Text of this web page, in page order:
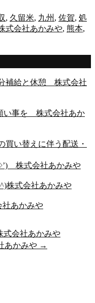
, 久留米, 九州 , 佐賀, 処
式会社あかみや, 熊本,
補給と休憩 株式会社
い事を 株式会社あか
買い替えに伴う配送・
ゞ株式会社あかみや
株式会社あかみや
社あかみや
式会社あかみや
あかみや →